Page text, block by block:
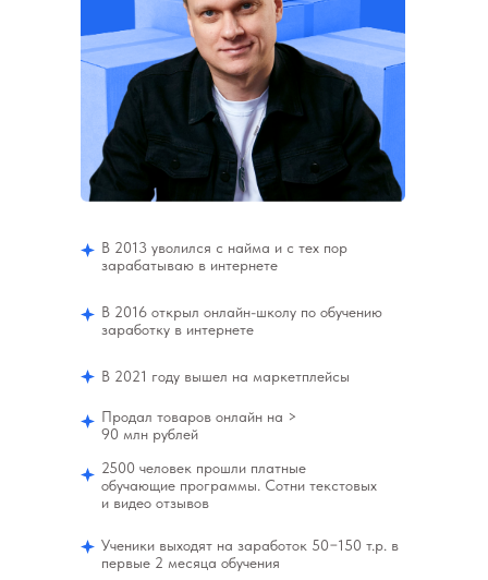
В 2013 уволился с найма и с тех пор
зарабатываю в интернете
В 2016 открыл онлайн-школу по обучению
заработку в интернете
В 2021 году вышел на маркетплейсы
Продал товаров онлайн на >
90 млн рублей
2500 человек прошли платные
обучающие программы. Сотни текстовых
и видео отзывов
Ученики выходят на заработок 50−150 т.р. в
первые 2 месяца обучения